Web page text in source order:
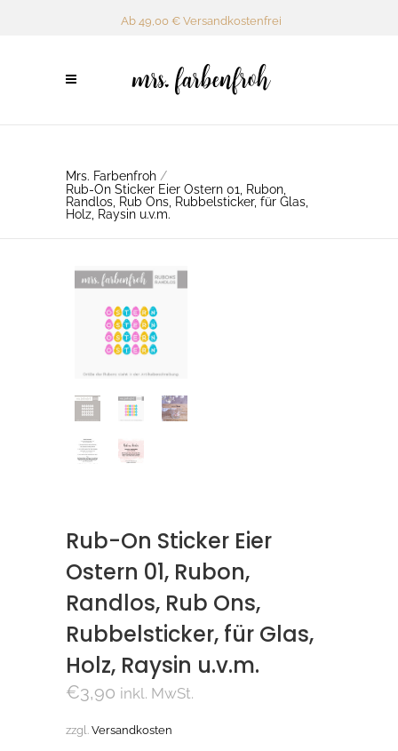
Ab 49,00 € Versandkostenfrei
Mrs. Farbenfroh /
Rub-On Sticker Eier Ostern 01, Rubon,
Randlos, Rub Ons, Rubbelsticker, für Glas,
Holz, Raysin u.v.m.
Rub-On Sticker Eier
Ostern 01, Rubon,
Randlos, Rub Ons,
Rubbelsticker, für Glas,
Holz, Raysin u.v.m.
€3,90 inkl. MwSt.
zzgl. Versandkosten